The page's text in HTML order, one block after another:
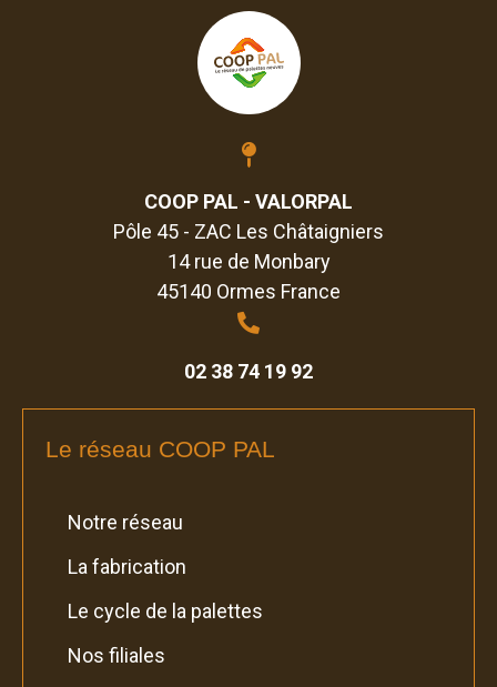
COOP PAL - VALORPAL
Pôle 45 - ZAC Les Châtaigniers
14 rue de Monbary
45140 Ormes France
02 38 74 19 92
Le réseau COOP PAL
Notre réseau
La fabrication
Le cycle de la palettes
Nos filiales